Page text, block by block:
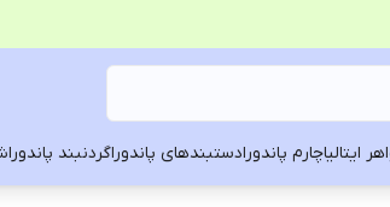
ایتالیاچارم پاندورادستبندهای پاندوراگردنبند پاندورا